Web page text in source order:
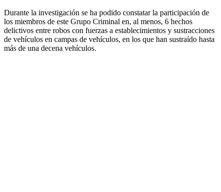
Durante la investigación se ha podido constatar la participación de
los miembros de este Grupo Criminal en, al menos, 6 hechos
delictivos entre robos con fuerzas a establecimientos y sustracciones
de vehículos en campas de vehículos, en los que han sustraído hasta
más de una decena vehículos.